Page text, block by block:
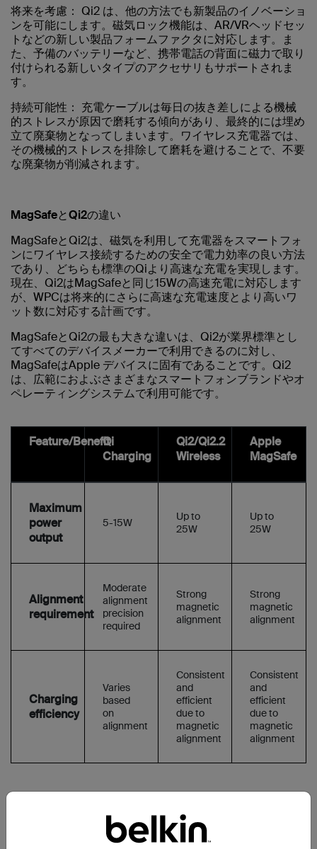
将来を考慮： Qi2 は、他の方法でも新製品のイノベーショ
ンを可能にします。磁気ロック機能は、AR/VRヘッドセッ
トなどの新しい製品フォームファクタに対応します。ま
た、予備のバッテリーなど、携帯電話の背面に磁力で取り
付けられる新しいタイプのアクセサリもサポートされま
す。
持続可能性： 充電ケーブルは毎日の抜き差しによる機械
的ストレスが原因で磨耗する傾向があり、最終的には埋め
立て廃棄物となってしまいます。ワイヤレス充電器では、
その機械的ストレスを排除して磨耗を避けることで、不要
な廃棄物が削減されます。
MagSafeとQi2の違い
MagSafeとQi2は、磁気を利用して充電器をスマートフォ
ンにワイヤレス接続するための安全で電力効率の良い方法
であり、どちらも標準のQiより高速な充電を実現します。
現在、Qi2はMagSafeと同じ15Wの高速充電に対応します
が、WPCは将来的にさらに高速な充電速度とより高いワ
ット数に対応する計画です。
MagSafeとQi2の最も大きな違いは、Qi2が業界標準とし
てすべてのデバイスメーカーで利用できるのに対し、
MagSafeはApple デバイスに固有であることです。Qi2
は、広範におよぶさまざまなスマートフォンブランドやオ
ペレーティングシステムで利用可能です。
Feature/BenefitQi
Charging
Qi2/Qi2.2
Wireless
Apple
MagSafe
Maximum
power
output
5-15W
Up to
25W
Up to
25W
Alignment
requirement
Moderate
alignment
precision
required
Strong
magnetic
alignment
Strong
magnetic
alignment
Charging
efficiency
Varies
based
on
alignment
Consistent
and
efficient
due to
magnetic
alignment
Consistent
and
efficient
due to
magnetic
alignment